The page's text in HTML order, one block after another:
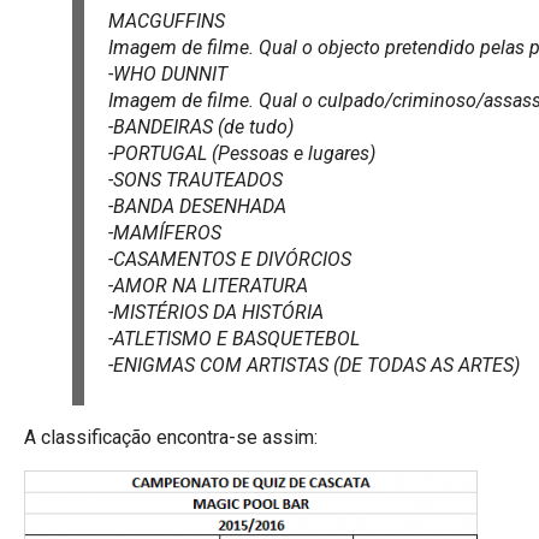
MACGUFFINS
Imagem de filme. Qual o objecto pretendido pelas
-WHO DUNNIT
Imagem de filme. Qual o culpado/criminoso/
-BANDEIRAS (de tudo)
-PORTUGAL (Pessoas e lugares)
-SONS TRAUTEADOS
-BANDA DESENHADA
-MAMÍFEROS
-CASAMENTOS E DIVÓRCIOS
-AMOR NA LITERATURA
-MISTÉRIOS DA HISTÓRIA
-ATLETISMO E BASQUETEBOL
-ENIGMAS COM ARTISTAS (DE TODAS AS ARTES)
A classificação encontra-se assim: